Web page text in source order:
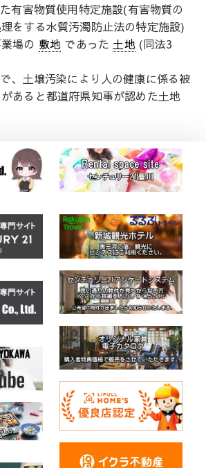
有害物質使用特定施設(有害物質の
をする水質汚濁防止法の特定施設)
場の 敷地 であった 土地(同法3
、土壌汚染により人の健康に係る被
あると都道府県知事が認めた土地